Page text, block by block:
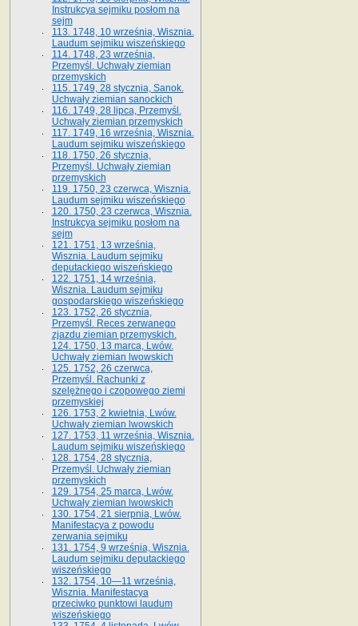
Instrukcya sejmiku posłom na
sejm
113. 1748, 10 września, Wisznia.
Laudum sejmiku wiszeńskiego
114. 1748, 23 września,
Przemyśl. Uchwały ziemian
przemyskich
115. 1749, 28 stycznia, Sanok.
Uchwały ziemian sanockich
116. 1749, 28 lipca, Przemyśl.
Uchwały ziemian przemyskich
117. 1749, 16 września, Wisznia.
Laudum sejmiku wiszeńskiego
118. 1750, 26 stycznia,
Przemyśl. Uchwały ziemian
przemyskich
119. 1750, 23 czerwca, Wisznia.
Laudum sejmiku wiszeńskiego
120. 1750, 23 czerwca, Wisznia.
Instrukcya sejmiku posłom na
sejm
121. 1751, 13 września,
Wisznia. Laudum sejmiku
deputackiego wiszeńskiego
122. 1751, 14 września,
Wisznia. Laudum sejmiku
gospodarskiego wiszeńskiego
123. 1752, 26 stycznia,
Przemyśl. Reces zerwanego
zjazdu ziemian przemyskich.
124. 1750, 13 marca, Lwów.
Uchwały ziemian lwowskich
125. 1752, 26 czerwca,
Przemyśl. Rachunki z
szelężnego i czopowego ziemi
przemyskiej
126. 1753, 2 kwietnia, Lwów.
Uchwały ziemian lwowskich
127. 1753, 11 września, Wisznia.
Laudum sejmiku wiszeńskiego
128. 1754, 28 stycznia,
Przemyśl. Uchwały ziemian
przemyskich
129. 1754, 25 marca, Lwów.
Uchwały ziemian lwowskich
130. 1754, 21 sierpnia, Lwów.
Manifestacya z powodu
zerwania sejmiku
131. 1754, 9 września, Wisznia.
Laudum sejmiku deputackiego
wiszeńskiego
132. 1754, 10—11 września,
Wisznia. Manifestacya
przeciwko punktowi laudum
wiszeńskiego